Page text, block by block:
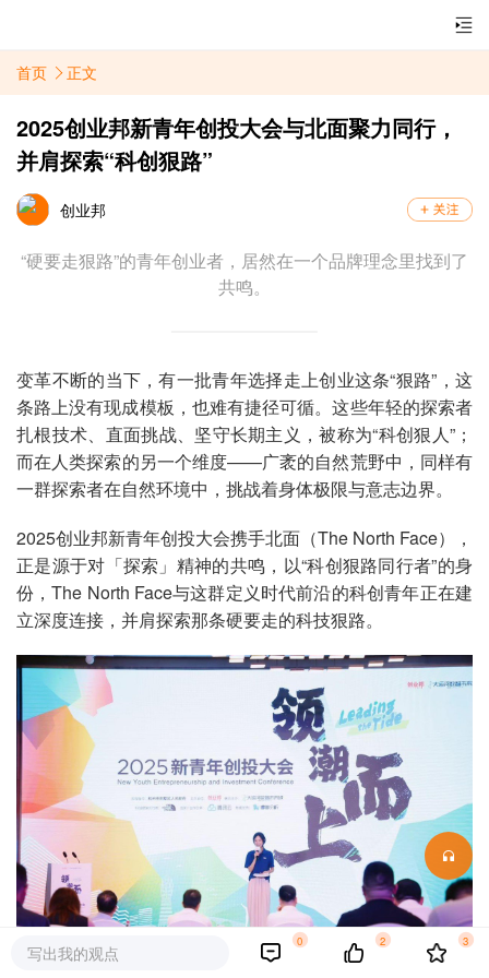
首页 正文
2025创业邦新青年创投大会与北面聚力同行，
并肩探索“科创狠路”
创业邦
“硬要走狠路”的青年创业者，居然在一个品牌理念里找到了
共鸣。
变革不断的当下，有一批青年选择走上创业这条“狠路”，这
条路上没有现成模板，也难有捷径可循。这些年轻的探索者
扎根技术、直面挑战、坚守长期主义，被称为“科创狠人”；
而在人类探索的另一个维度——广袤的自然荒野中，同样有
一群探索者在自然环境中，挑战着身体极限与意志边界。
2025创业邦新青年创投大会携手北面（The North Face），
正是源于对「探索」精神的共鸣，以“科创狠路同行者”的身
份，The North Face与这群定义时代前沿的科创青年正在建
立深度连接，并肩探索那条硬要走的科技狠路。
写出我的观点
0 2 3